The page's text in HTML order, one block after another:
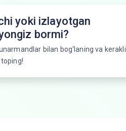
yoki izlayotgan
bormi?
bilan bog‘laning va kerakli